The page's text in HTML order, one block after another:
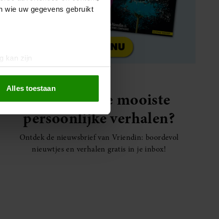
wie uw gegevens gebruikt
kan zijn
te bieden en om ons
partners voor social
die u aan ze heeft
met onze cookies als u
Alles toestaan
Elke week de mooiste
persoonlijke verhalen?
Ontdek de nieuwsbrief van Vriendin: boordevol
nieuwtjes en verhalen gratis in je inbox!